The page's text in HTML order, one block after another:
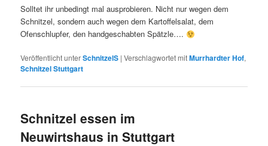
Solltet ihr unbedingt mal ausprobieren. Nicht nur wegen dem
Schnitzel, sondern auch wegen dem Kartoffelsalat, dem
Ofenschlupfer, den handgeschabten Spätzle….
Veröffentlicht unterSchnitzelS |Verschlagwortet mitMurrhardter Hof,
Schnitzel Stuttgart
Schnitzel essen im
Neuwirtshaus in Stuttgart